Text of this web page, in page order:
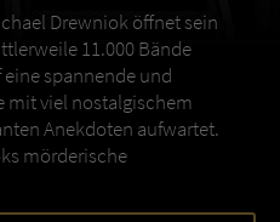
Drewniok öffnet sein
11.000 Bände
spannende und
mit viel nostalgischem
Anekdoten aufwartet.
mörderische